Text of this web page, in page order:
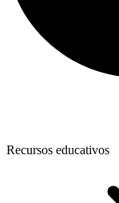
Recursos educativos